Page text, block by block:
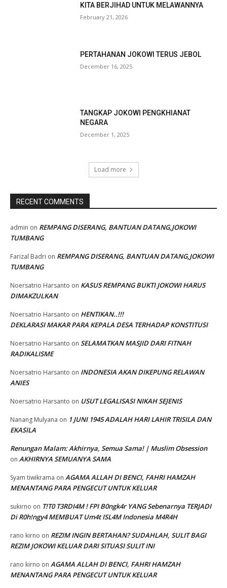
KITA BERJIHAD UNTUK MELAWANNYA
February 21, 2026
PERTAHANAN JOKOWI TERUS JEBOL
December 16, 2025
TANGKAP JOKOWI PENGKHIANAT
NEGARA
December 1, 2025
Load more
RECENT COMMENTS
admin on REMPANG DISERANG, BANTUAN DATANG,JOKOWI
TUMBANG
Farizal Badri on REMPANG DISERANG, BANTUAN DATANG,JOKOWI
TUMBANG
Noersatrio Harsanto on KASUS REMPANG BUKTI JOKOWI HARUS
DIMAKZULKAN
Noersatrio Harsanto on HENTIKAN..!!!
DEKLARASI MAKAR PARA KEPALA DESA TERHADAP KONSTITUSI
Noersatrio Harsanto on SELAMATKAN MASJID DARI FITNAH
RADIKALISME
Noersatrio Harsanto on INDONESIA AKAN DIKEPUNG RELAWAN
ANIES
Noersatrio Harsanto on USUT LEGALISASI NIKAH SEJENIS
Nanang Mulyana on 1 JUNI 1945 ADALAH HARI LAHIR TRISILA DAN
EKASILA
Renungan Malam: Akhirnya, Semua Sama! | Muslim Obsession
on AKHIRNYA SEMUANYA SAMA
Syam tiwikrama on AGAMA ALLAH DI BENCI, FAHRI HAMZAH
MENANTANG PARA PENGECUT UNTUK KELUAR
sukirno on T!T0 T3RDI4M ! FPI B0ngk4r YANG Sebenarnya TERJADI
Di R0h!ngy4 MEMBUAT Um4t ISL4M Indonesia M4R4H
rano kirno on REZIM INGIN BERTAHAN? SUDAHLAH, SULIT BAGI
REZIM JOKOWI KELUAR DARI SITUASI SULIT INI
rano kirno on AGAMA ALLAH DI BENCI, FAHRI HAMZAH
MENANTANG PARA PENGECUT UNTUK KELUAR